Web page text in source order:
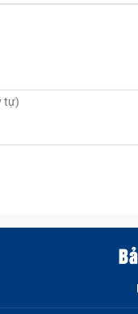
ban đầu, thường do